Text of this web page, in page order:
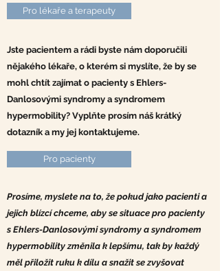
Pro lékaře a terapeuty
Jste pacientem a rádi byste nám doporučili
nějakého lékaře, o kterém si myslíte, že by se
mohl chtít zajímat o pacienty s Ehlers-
Danlosovými syndromy a syndromem
hypermobility? Vyplňte prosím náš krátký
dotazník a my jej kontaktujeme.
Pro pacienty
Prosíme, myslete na to, že pokud jako pacienti a
jejich blízcí chceme, aby se situace pro pacienty
s Ehlers-Danlosovými syndromy a syndromem
hypermobility změnila k lepšímu, tak by každý
měl přiložit ruku k dílu a snažit se zvyšovat